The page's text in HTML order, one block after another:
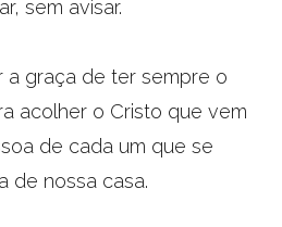
sem avisar.
a graça de ter sempre o
acolher o Cristo que vem
de cada um que se
de nossa casa.